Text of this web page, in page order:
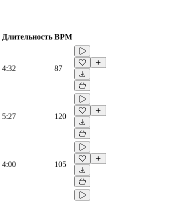
Длительность BPM
4:32 87
5:27 120
4:00 105